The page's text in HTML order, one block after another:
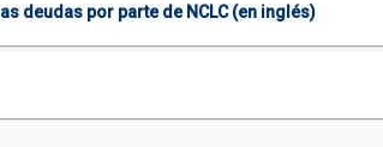
deudas por parte de NCLC (en inglés)